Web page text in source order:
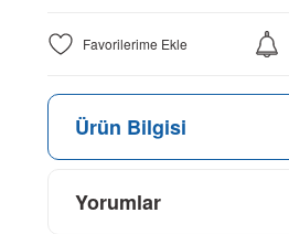
Ürün Bilgisi
Yorumlar